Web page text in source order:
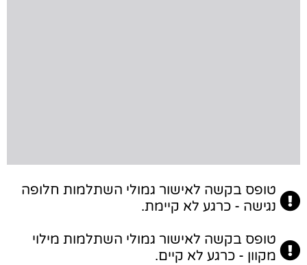
טופס בקשה לאישור גמולי השתלמות חלופה
נגישה - כרגע לא קיימת.
טופס בקשה לאישור גמולי השתלמות מילוי
מקוון - כרגע לא קיים.